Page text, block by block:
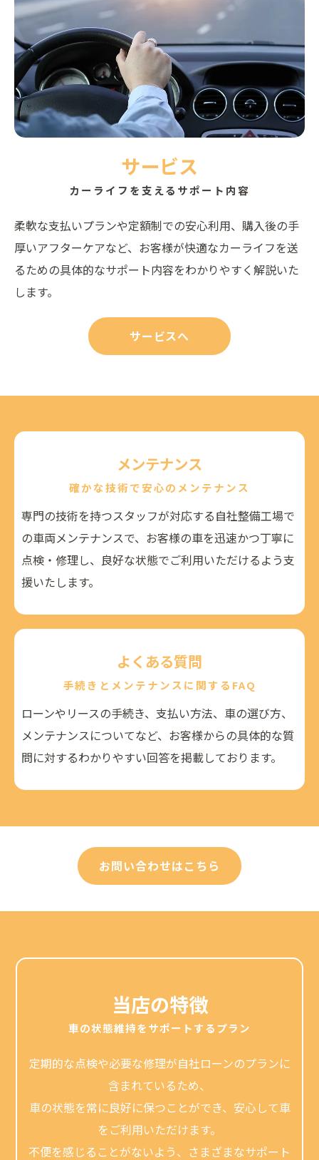
サービス
カーライフを支えるサポート内容
柔軟な支払いプランや定額制での安心利用、購入後の手
厚いアフターケアなど、お客様が快適なカーライフを送
るための具体的なサポート内容をわかりやすく解説いた
します。
サービスへ
メンテナンス
確かな技術で安心のメンテナンス
専門の技術を持つスタッフが対応する自社整備工場で
の車両メンテナンスで、お客様の車を迅速かつ丁寧に
点検・修理し、良好な状態でご利用いただけるよう支
援いたします。
よくある質問
手続きとメンテナンスに関するFAQ
ローンやリースの手続き、支払い方法、車の選び方、
メンテナンスについてなど、お客様からの具体的な質
問に対するわかりやすい回答を掲載しております。
お問い合わせはこちら
車の状態維持をサポートするプラン
当店の特徴
定期的な点検や必要な修理が自社ローンのプランに
含まれているため、
車の状態を常に良好に保つことができ、安心して車
をご利用いただけます。
不便を感じることがないよう、さまざまなサポート